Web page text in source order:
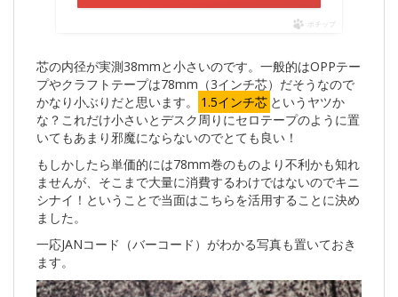
ポチップ
芯の内径が実測38mmと小さいのです。一般的はOPPテー
プやクラフトテープは78mm（3インチ芯）だそうなので
かなり小ぶりだと思います。
1.5インチ芯 というヤツか
な？これだけ小さいとデスク周りにセロテープのように置
いてもあまり邪魔にならないのでとても良い！
もしかしたら単価的には78mm巻のものより不利かも知れ
ませんが、そこまで大量に消費するわけではないのでキニ
シナイ！ということで当面はこちらを活用することに決め
ました。
一応JANコード（バーコード）がわかる写真も置いておき
ます。